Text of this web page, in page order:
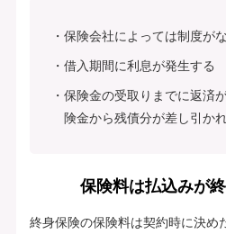
保険会社によっては制度が
借入期間に利息が発生する
保険金の受取りまでに返済
険金から残債分が差し引か
保険料は払込みが
終身保険の保険料は契約時に決め